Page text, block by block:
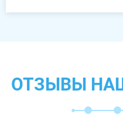
ОТЗЫВЫ